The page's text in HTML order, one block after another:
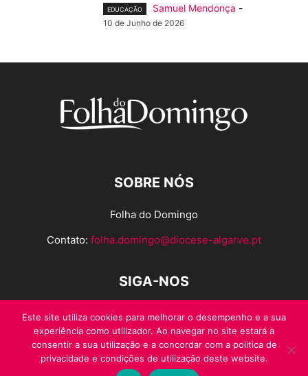
EDUCAÇÃO Samuel Mendonça -
10 de Junho de 2026
SOBRE NÓS
Folha do Domingo
Contato: folha.domingo@diocese-algarve.pt
SIGA-NOS
Este site utiliza cookies para melhorar o desempenho e a sua
experiência como utilizador. Ao navegar no site estará a
consentir a sua utilização e a concordar com a politica de
privacidade e condições de utilização deste website.